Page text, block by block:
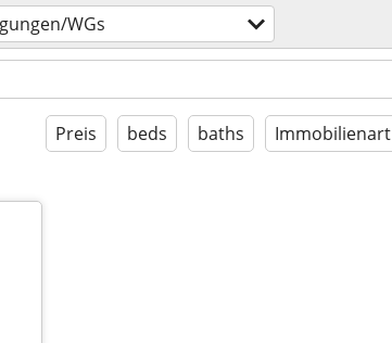
WGs
Preis beds baths Immobilienart